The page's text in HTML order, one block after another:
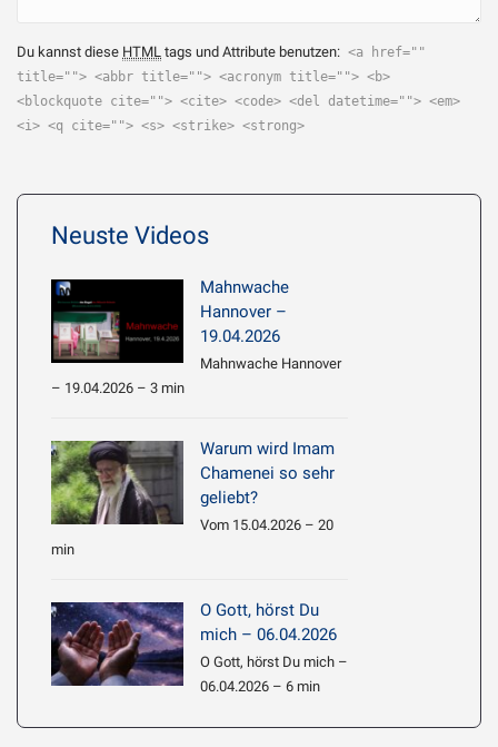
Du kannst diese HTML tags und Attribute benutzen: <a href=""
title=""> <abbr title=""> <acronym title=""> <b>
<blockquote cite=""> <cite> <code> <del datetime=""> <em>
<i> <q cite=""> <s> <strike> <strong>
Neuste Videos
Mahnwache
Hannover –
19.04.2026
Mahnwache Hannover
– 19.04.2026 – 3 min
Warum wird Imam
Chamenei so sehr
geliebt?
Vom 15.04.2026 – 20
min
O Gott, hörst Du
mich – 06.04.2026
O Gott, hörst Du mich –
06.04.2026 – 6 min